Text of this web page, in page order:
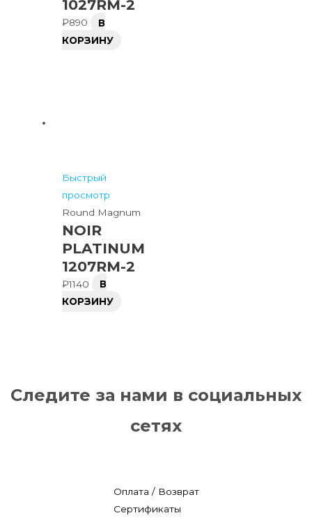
1027RM-2
₽890
В
КОРЗИНУ
Быстрый
просмотр
Round Magnum
NOIR
PLATINUM
1207RM-2
₽1140
В
КОРЗИНУ
Следите за нами в социальных
сетях
Оплата / Возврат
Сертификаты